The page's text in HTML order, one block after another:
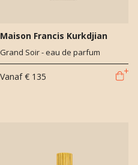
Maison Francis Kurkdjian
Grand Soir - eau de parfum
Vanaf € 135